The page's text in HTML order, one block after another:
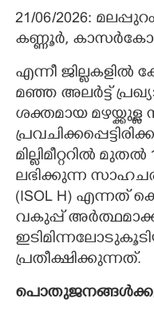
21/06/2026:
കണ്ണൂർ,
എന്നീ ജില്ലകളിൽ
മഞ്ഞ അലർട്ട്
ശക്തമായ
മില്ലിമീറ്ററിൽ മുതൽ
ലഭിക്കുന്ന
(ISOL H) എന്നത്
വകുപ്പ്
പ്രതീക്ഷിക്കുന്നത്.